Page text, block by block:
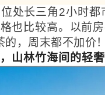
处长三角2小时
也比较高。以前
的，周末都不加价
山林竹海间的轻